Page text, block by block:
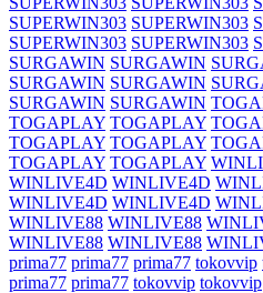
SUPERWIN303 SUPERWIN303
SUPERWIN303 SUPERWIN303
SURGAWIN SURGAWIN
SURGAWIN SURGAWIN
SURGAWIN SURGAWIN
TOGAPLAY TOGAPLAY
TOGAPLAY TOGAPLAY
TOGAPLAY TOGAPLAY
WINLIVE4D WINLIVE4D
WINLIVE4D WINLIVE4D
WINLIVE88 WINLIVE88
WINLIVE88 WINLIVE88
prima77 prima77 prima77 tokovvip
prima77 prima77 tokovvip tokovvip